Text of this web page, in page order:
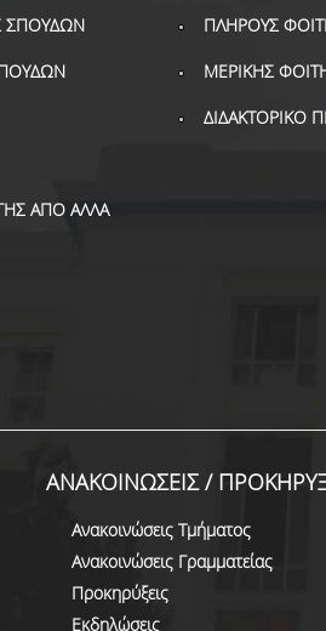
ΣΠΟΥΔΩΝ
ΑΠΟ ΑΛΛΑ
ΠΛΗΡΟΥΣ
ΜΕΡΙΚΗΣ
ΔΙΔΑΚΤΟΡΙΚΟ
ΑΝΑΚΟΙΝΩΣΕΙΣ /
Ανακοινώσεις Τμήματος
Ανακοινώσεις Γραμματείας
Προκηρύξεις
Εκδηλώσεις